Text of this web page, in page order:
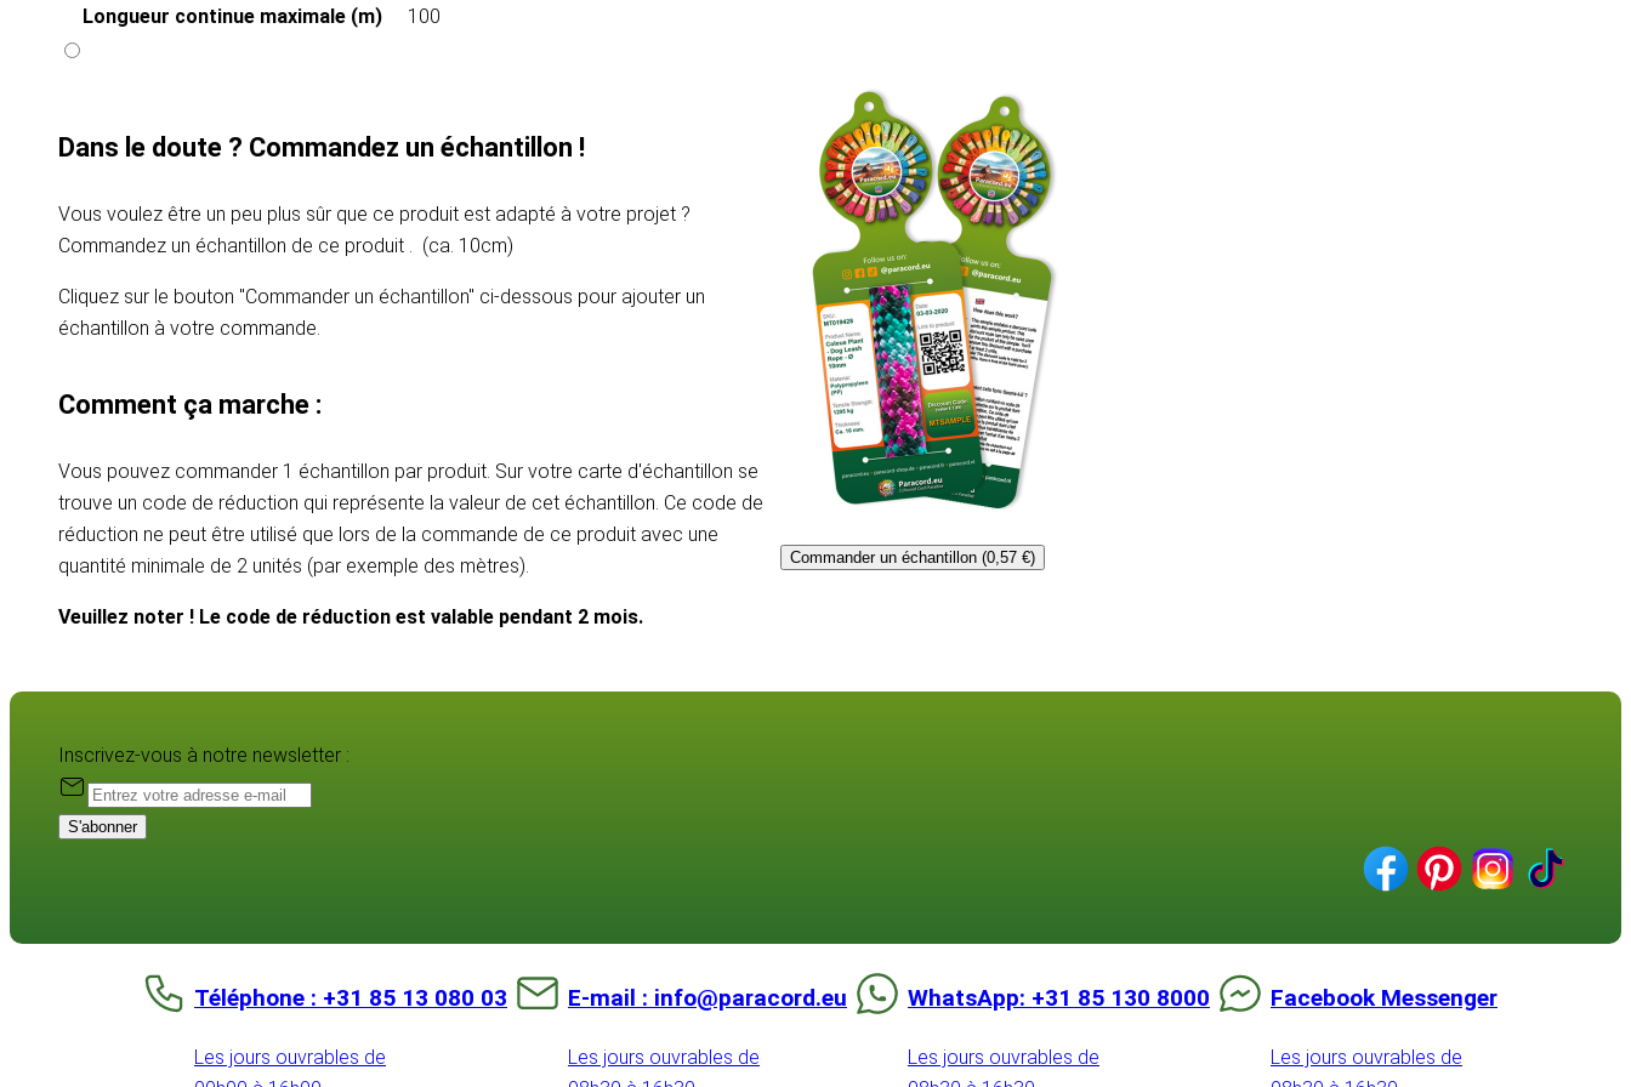
Longueur continue maximale (m)
100
Dans le doute ? Commandez un échantillon !
Vous voulez être un peu plus sûr que ce produit est adapté à votre projet ?
Commandez un échantillon de ce produit . (ca. 10cm)
Cliquez sur le bouton "Commander un échantillon" ci-dessous pour ajouter un
échantillon à votre commande.
Comment ça marche :
Vous pouvez commander 1 échantillon par produit. Sur votre carte d'échantillon se
trouve un code de réduction qui représente la valeur de cet échantillon. Ce code de
réduction ne peut être utilisé que lors de la commande de ce produit avec une
quantité minimale de 2 unités (par exemple des mètres).
Veuillez noter ! Le code de réduction est valable pendant 2 mois.
Commander un échantillon (0,57 €)
Inscrivez-vous à notre newsletter :
S'abonner
Téléphone : +31 85 13 080 03
Les jours ouvrables de
E-mail : info@paracord.eu
Les jours ouvrables de
WhatsApp: +31 85 130 8000
Les jours ouvrables de
Facebook Messenger
Les jours ouvrables de